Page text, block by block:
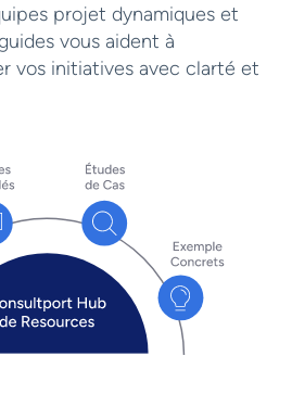
projet dynamiques et
vous aident à
vos initiatives avec clarté et